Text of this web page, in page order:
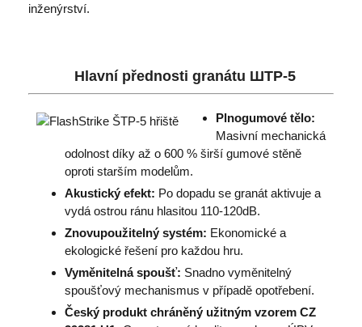
inženýrství.
Hlavní přednosti granátu ШТР-5
Plnogumové tělo:
Masivní mechanická
odolnost díky až o 600 % širší gumové stěně
oproti starším modelům.
Akustický efekt: Po dopadu se granát aktivuje a
vydá ostrou ránu hlasitou 110-120dB.
Znovupoužitelný systém: Ekonomické a
ekologické řešení pro každou hru.
Vyměnitelná spoušť: Snadno vyměnitelný
spoušťový mechanismus v případě opotřebení.
Český produkt chráněný užitným vzorem CZ